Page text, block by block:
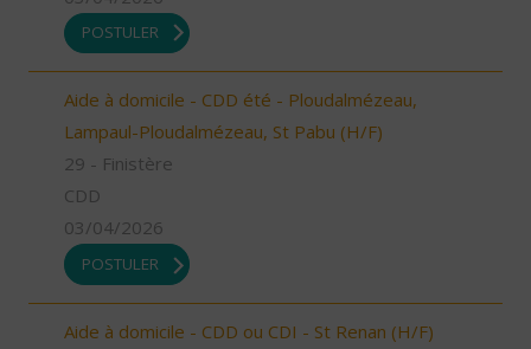
POSTULER
Aide à domicile - CDD été - Ploudalmézeau,
Lampaul-Ploudalmézeau, St Pabu (H/F)
29 - Finistère
CDD
03/04/2026
POSTULER
Aide à domicile - CDD ou CDI - St Renan (H/F)